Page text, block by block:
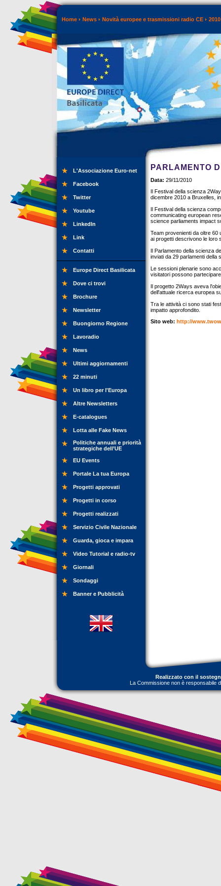
Home News Novità europee e trasmissioni radio CE 2010
L'Associazione Euro-net
Facebook
Twitter
Youtube
LinkedIn
Link
Contatti
Europe Direct Basilicata
Dove ci trovi
Brochure
Newsletter
Buongiorno Regione
Lavoradio
News
Ultimi aggiornamenti
22 minuti
Un libro per l'Europa
Altre Newsletters
E-catalogues
Lotta alle Fake News
Politiche annuali e priorità
strategiche dell’UE
EU Events
Portale La tua Europa
Progetti approvati
Progetti in corso
Progetti realizzati
Servizio Civile Nazionale
Guarda, gioca e impara
Video Tutorial e radio-tv
Giornali
Sondaggi
Banner e Pubblicità
PARLAMENTO
Data: 29/11/2010
Il Festival della scienza
dicembre 2010 a Bruxelles,
Il Festival della scienza
communicating european
science parliaments impact
Team provenienti da oltre
ai progetti descrivono le loro
Il Parlamento della scienza
inviati da 29 parlamenti della
Le sessioni plenarie sono
visitatori possono
Il progetto 2Ways aveva
dell'attuale ricerca europea
Tra le attività ci sono stati
impatto approfondito.
Sito web: http://
Realizzato con il
La Commissione non è responsabile